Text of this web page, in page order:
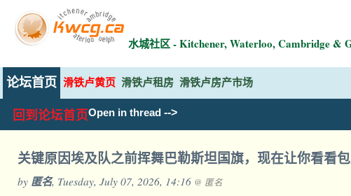
水城社区 - Kitchener, Waterloo, Cambridge &
论坛首页 滑铁卢黄页 滑铁卢租房 滑铁卢房产市场
回到论坛首页Open in thread -->
关键原因埃及队之前挥舞巴勒斯坦国旗，现在让你看看
by 匿名, Tuesday, July 07, 2026, 14:16 @ 匿名